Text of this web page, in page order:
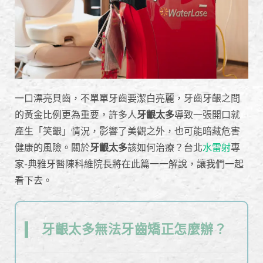
一口漂亮貝齒，不單單牙齒要潔白亮麗，牙齒牙齦之間
的黃金比例更為重要，許多人牙齦太多導致一張開口就
產生「笑齦」情況，影響了美觀之外，也可能暗藏危害
健康的風險。關於牙齦太多該如何治療？台北水雷射專
家-典雅牙醫陳科維院長將在此篇一一解說，讓我們一起
看下去。
牙齦太多無法牙齒矯正怎麼辦？